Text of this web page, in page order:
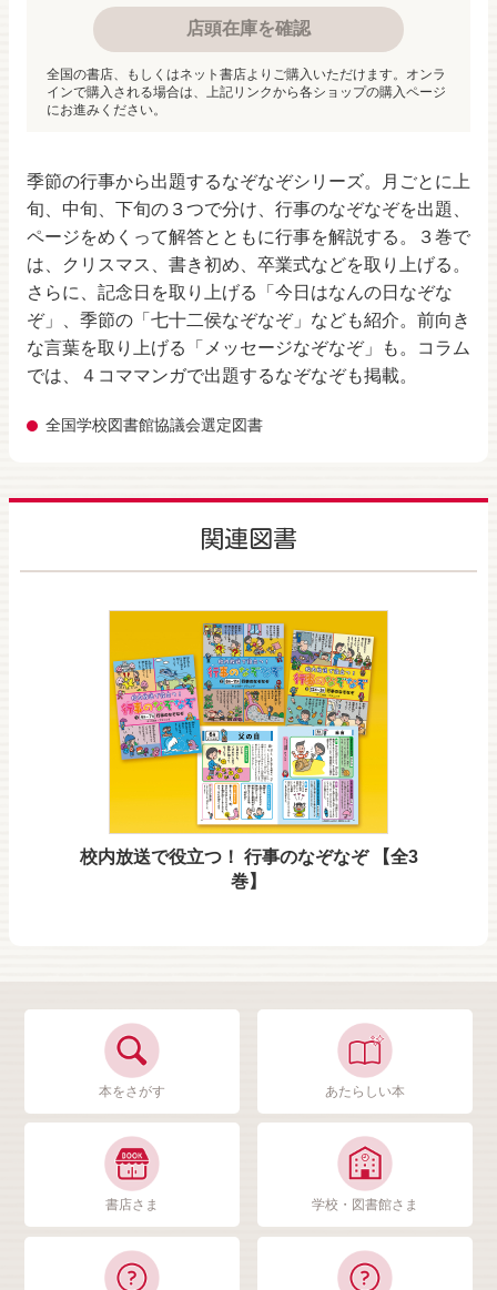
季節の行事から出題するなぞなぞシリーズ。月ごとに上
旬、中旬、下旬の３つで分け、行事のなぞなぞを出題、
ページをめくって解答とともに行事を解説する。３巻で
は、クリスマス、書き初め、卒業式などを取り上げる。
さらに、記念日を取り上げる「今日はなんの日なぞな
ぞ」、季節の「七十二侯なぞなぞ」なども紹介。前向き
な言葉を取り上げる「メッセージなぞなぞ」も。コラム
では、４コママンガで出題するなぞなぞも掲載。
全国学校図書館協議会選定図書
店頭在庫を確認
全国の書店、もしくはネット書店よりご購入いただけます。オンラ
インで購入される場合は、上記リンクから各ショップの購入ページ
にお進みください。
関連図書
校内放送で役立つ！ 行事のなぞなぞ 【全3
巻】
本をさがす あたらしい本
書店さま 学校・図書館さま